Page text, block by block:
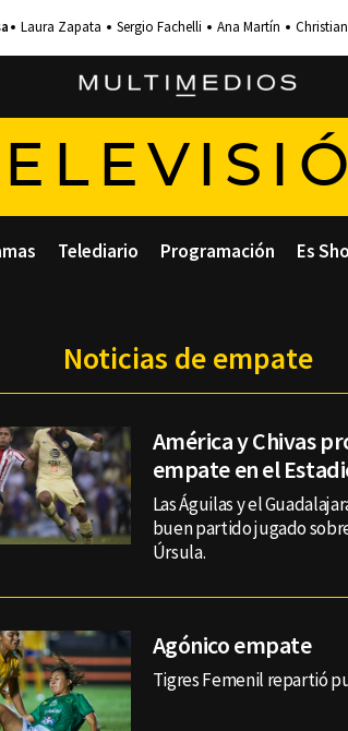
Laura Zapata Sergio Fachelli Ana Martín
Telediario Programación Es
Noticias de empate
América y Chivas
empate en el
Las Águilas y el
buen partido jugado
Úrsula.
Agónico empate
Tigres Femenil repartió